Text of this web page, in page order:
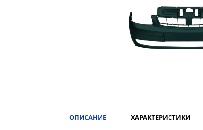
ОПИСАНИЕ ХАРАКТЕРИСТИКИ